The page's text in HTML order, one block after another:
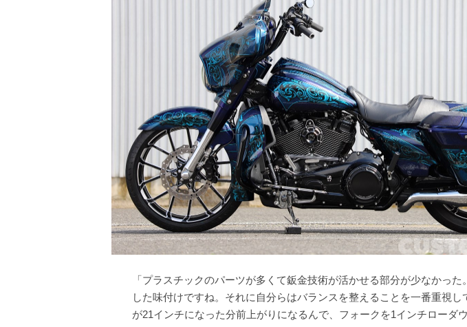
「プラスチックのパーツが多くて鈑金技術が活かせる部分が少なかった
した味付けですね。それに自分らはバランスを整えることを一番重視し
が21インチになった分前上がりになるんで、フォークを1インチローダウ